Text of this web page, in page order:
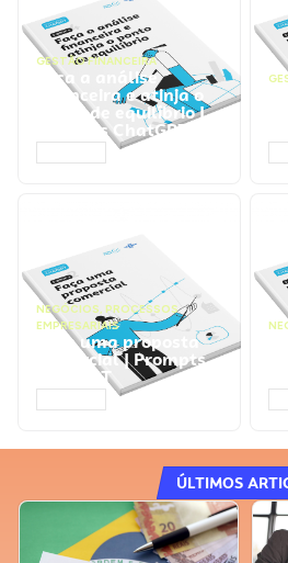
GESTÃO FINANCEIRA
Faça a análise
financeira e atinja o
ponto de equilíbrio |
Prompts ChatGPT
NEGÓCIOS, PROCESSOS
EMPRESARIAIS
Faça uma proposta
comercial | Prompts
ChatGPT
ÚLTIMOS